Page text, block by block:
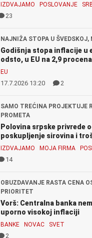
IZDVAJAMO POSLOVANJE
23
NAJNIŽA STOPA U ŠVEDSKOJ,
Godišnja stopa inflacije u
odsto, u EU na 2,9
EU
17.7.2026 13:20 2
SAMO TREĆINA PROJEKTUJE
PROMETA
Polovina srpske privrede
poskupljenje sirovina i
IZDVAJAMO MOJA FIRMA
14
OBUZDAVANJE RASTA CENA
PRIORITET
Vorš: Centralna banka
uporno visokoj inflaciji
BANKE NOVAC SVET
2